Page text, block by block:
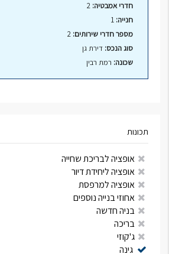
חדרי אמבטיה:
חנייה:
מספר חדרי שירותים:
סוג הנכס: דירת גן
שכונה: רמת רבין
תכונות
אופציה לבריכת שחייה
אופציה ליחידת דיור
אופציה למרפסת
אחוזי בנייה נוספים
בניה חדשה
בריכה
ג'קוזי
גינה